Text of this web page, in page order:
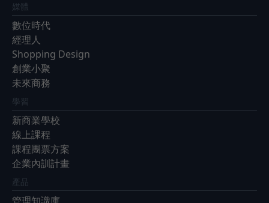
媒體
數位時代
經理人
Shopping Design
創業小聚
未來商務
學習
新商業學校
線上課程
課程團票方案
企業內訓計畫
產品